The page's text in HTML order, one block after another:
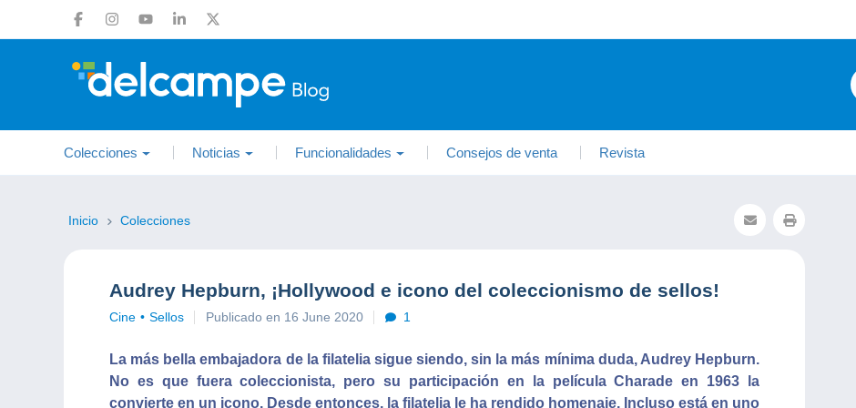
Colecciones Noticias Funcionalidades Consejos de venta Revista
Inicio Colecciones
Audrey Hepburn, ¡Hollywood e icono del coleccionismo de sellos!
Cine Sellos Publicado en 16 June 2020 1
La más bella embajadora de la filatelia sigue siendo, sin la más mínima duda, Audrey Hepburn.
No es que fuera coleccionista, pero su participación en la película Charade en 1963 la
convierte en un icono. Desde entonces, la filatelia le ha rendido homenaje. Incluso está en uno